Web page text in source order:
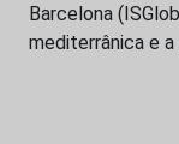
Barcelona
mediterrânica e